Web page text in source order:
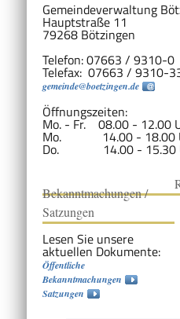
Gemeindeverwaltung
Hauptstraße 11
79268 Bötzingen
Telefon: 07663 / 9310-0
Telefax: 07663 / 9310-
gemeinde@boetzingen.de
Öffnungszeiten:
Mo. - Fr. 08.00 - 12.00
Mo. 14.00 - 18.00
Do. 14.00 - 15.30
Bekanntmachungen /
Satzungen
Lesen Sie unsere
aktuellen Dokumente:
Öffentliche
Bekanntmachungen
Satzungen